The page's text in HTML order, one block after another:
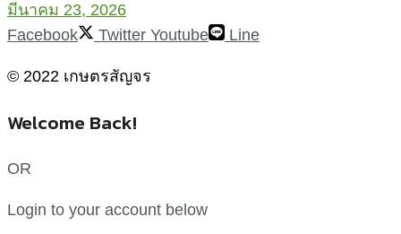
มีนาคม 23, 2026
Facebook
Twitter Youtube Line
© 2022 เกษตรสัญจร
Welcome Back!
OR
Login to your account below